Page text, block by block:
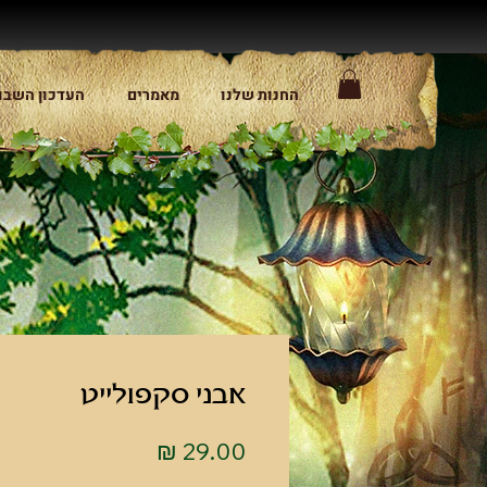
החנות שלנו מאמרים העדכון
אבני סקפולייט